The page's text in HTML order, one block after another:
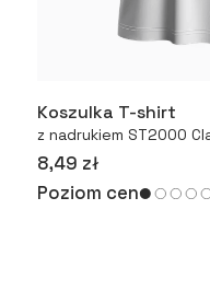
Koszulka T-shirt
z nadrukiem ST2000
8,49 zł
Poziom cen